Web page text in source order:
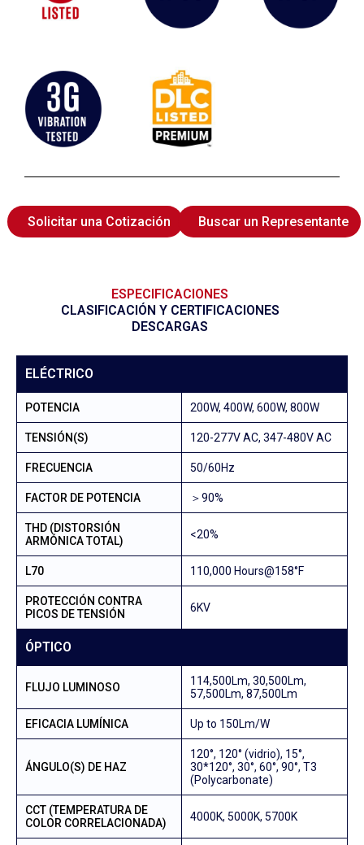
Solicitar una Cotización Buscar un Representante
ESPECIFICACIONES
CLASIFICACIÓN Y CERTIFICACIONES
DESCARGAS
ELÉCTRICO
POTENCIA 200W, 400W, 600W, 800W
TENSIÓN(S) 120-277V AC, 347-480V AC
FRECUENCIA 50/60Hz
FACTOR DE POTENCIA ＞90%
THD (DISTORSIÓN
ARMÓNICA TOTAL)
<20%
L70 110,000 Hours@158°F
PROTECCIÓN CONTRA
PICOS DE TENSIÓN
6KV
ÓPTICO
FLUJO LUMINOSO
114,500Lm, 30,500Lm,
57,500Lm, 87,500Lm
EFICACIA LUMÍNICA Up to 150Lm/W
ÁNGULO(S) DE HAZ
120°, 120° (vidrio), 15°,
30*120°, 30°, 60°, 90°, T3
(Polycarbonate)
CCT (TEMPERATURA DE
COLOR CORRELACIONADA)
4000K, 5000K, 5700K